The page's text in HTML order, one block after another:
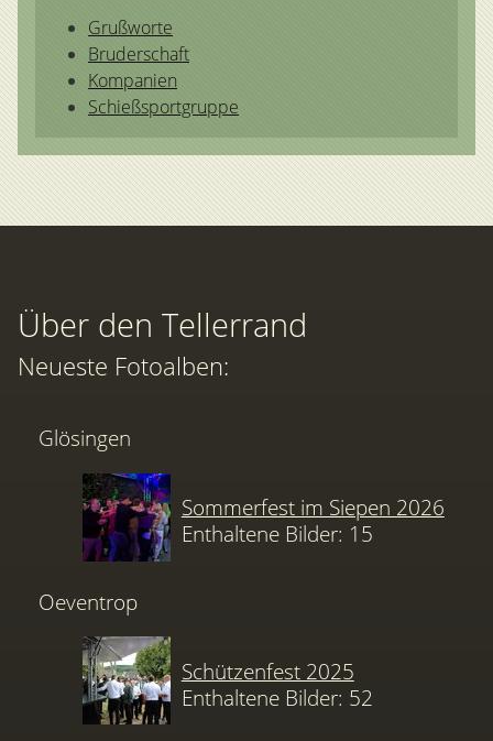
Grußworte
Bruderschaft
Kompanien
Schießsportgruppe
Über den Tellerrand
Neueste Fotoalben:
Glösingen
Sommerfest im Siepen 2026
Enthaltene Bilder: 15
Oeventrop
Schützenfest 2025
Enthaltene Bilder: 52